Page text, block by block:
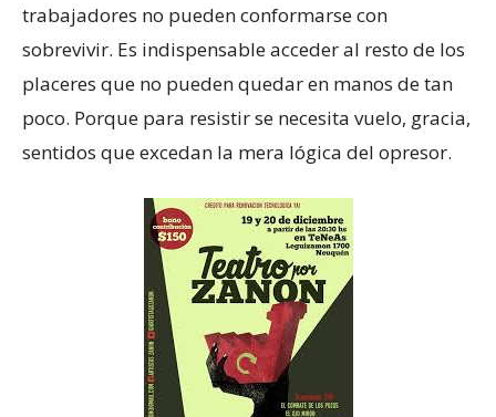
trabajadores no pueden conformarse con
sobrevivir. Es indispensable acceder al resto de los
placeres que no pueden quedar en manos de tan
poco. Porque para resistir se necesita vuelo, gracia,
sentidos que excedan la mera lógica del opresor.